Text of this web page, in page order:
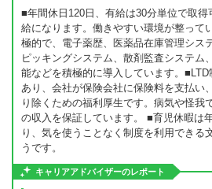
■年間休日120日、有給は30分単位で取
給になります。働きやすい環境が整って
極的で、電子薬歴、医薬品在庫管理シス
ピッキングシステム、散剤監査システム
能などを積極的に導入しています。
あり、会社が保険会社に保険料を支払い
り除くための福利厚生です。病気や怪我
の収入を保証しています。 ■育児休暇は
り、気を使うことなく制度を利用できる
うです。
キャリアアドバイザーのレポート